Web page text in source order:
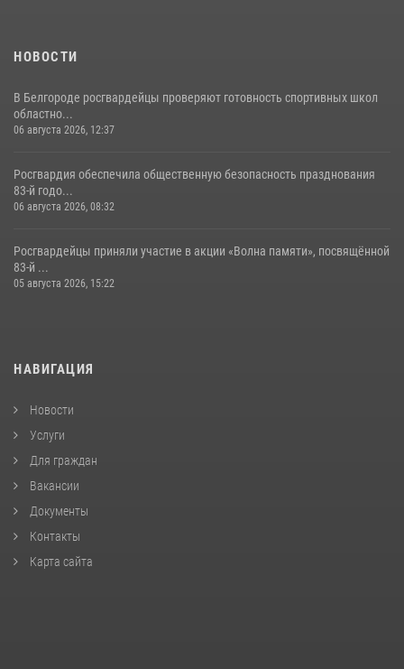
НОВОСТИ
В Белгороде росгвардейцы проверяют готовность спортивных школ
областно...
06 августа 2026, 12:37
Росгвардия обеспечила общественную безопасность празднования
83-й годо...
06 августа 2026, 08:32
Росгвардейцы приняли участие в акции «Волна памяти», посвящённой
83‑й ...
05 августа 2026, 15:22
НАВИГАЦИЯ
Новости
Услуги
Для граждан
Вакансии
Документы
Контакты
Карта сайта